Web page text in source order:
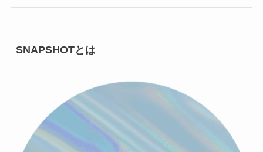
SNAPSHOTとは